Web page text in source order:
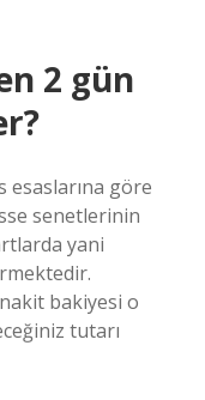
2 gün
esaslarına göre
senetlerinin
yani
bakiyesi o
tutarı